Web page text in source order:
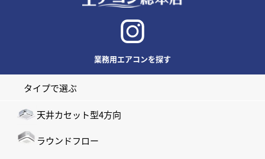
業務用エアコンを探す
タイプで選ぶ
天井カセット型4方向
ラウンドフロー